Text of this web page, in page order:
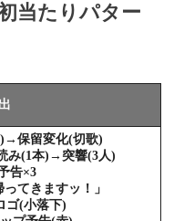
当たりパター
保留変化(切歌)
み(1本)→突響(3人)
告×3
ってきますッ！」
ゴ(小落下)